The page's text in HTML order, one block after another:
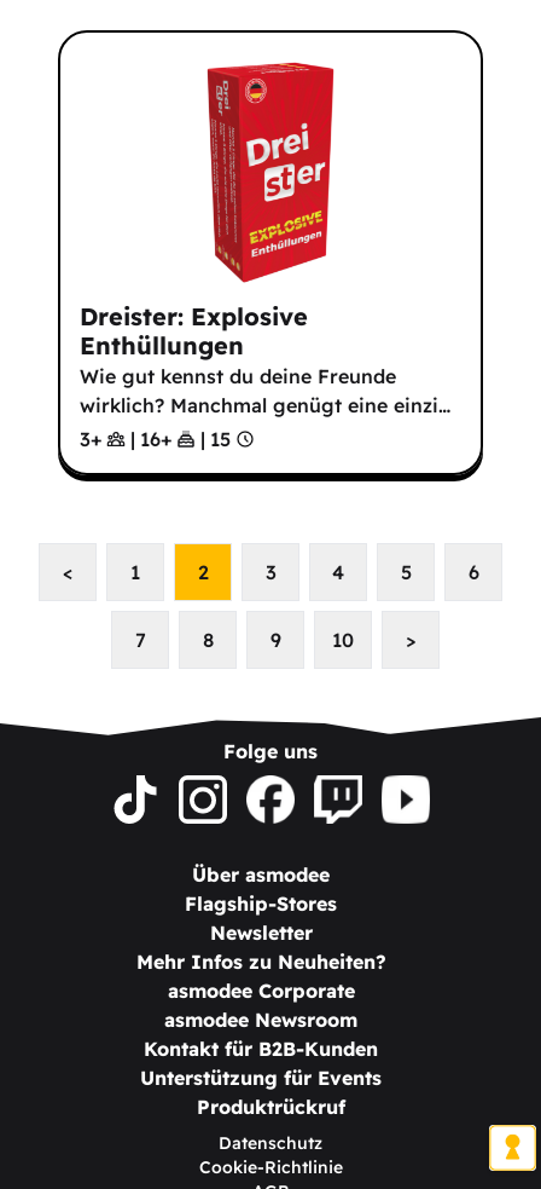
Dreister: Explosive
Enthüllungen
Wie gut kennst du deine Freunde
wirklich? Manchmal genügt eine einzi…
3+
| 16+ | 15
< 1 2 3 4 5 6
7 8 9 10 >
Folge uns
Über asmodee
Flagship-Stores
Newsletter
Mehr Infos zu Neuheiten?
asmodee Corporate
asmodee Newsroom
Kontakt für B2B-Kunden
Unterstützung für Events
Produktrückruf
Datenschutz
Cookie-Richtlinie